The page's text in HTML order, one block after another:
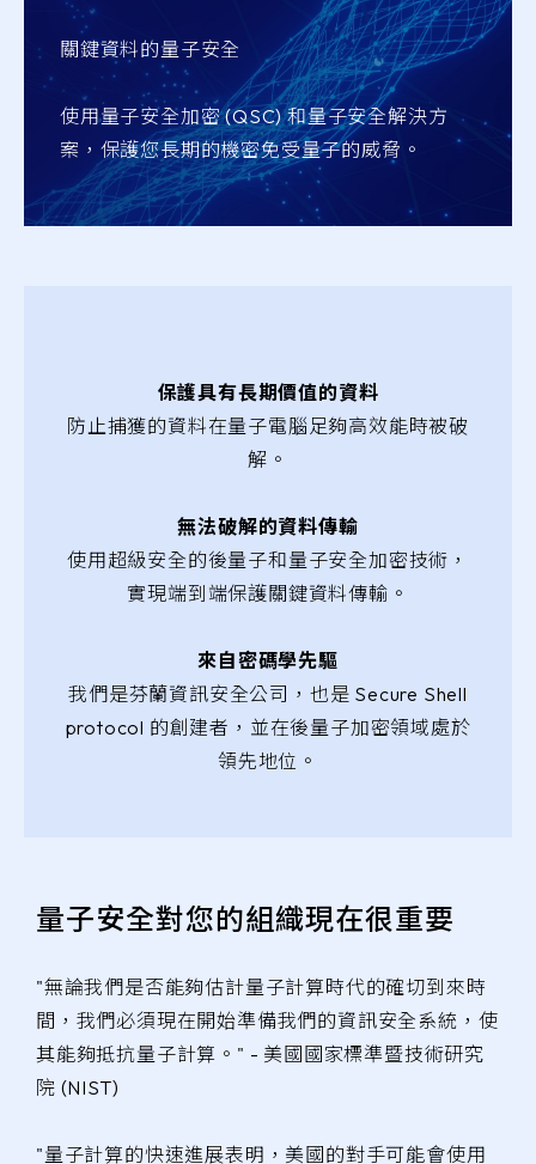
關鍵資料的量子安全
使用量子安全加密 (QSC) 和量子安全解決方
案，保護您長期的機密免受量子的威脅。
保護具有長期價值的資料
防止捕獲的資料在量子電腦足夠高效能時被破
解。
無法破解的資料傳輸
使用超級安全的後量子和量子安全加密技術，
實現端到端保護關鍵資料傳輸。
來自密碼學先驅
我們是芬蘭資訊安全公司，也是 Secure Shell
protocol 的創建者，並在後量子加密領域處於
領先地位。
量子安全對您的組織現在很重要
"無論我們是否能夠估計量子計算時代的確切到來時
間，我們必須現在開始準備我們的資訊安全系統，使
其能夠抵抗量子計算。" - 美國國家標準暨技術研究
院 (NIST)
"量子計算的快速進展表明，美國的對手可能會使用